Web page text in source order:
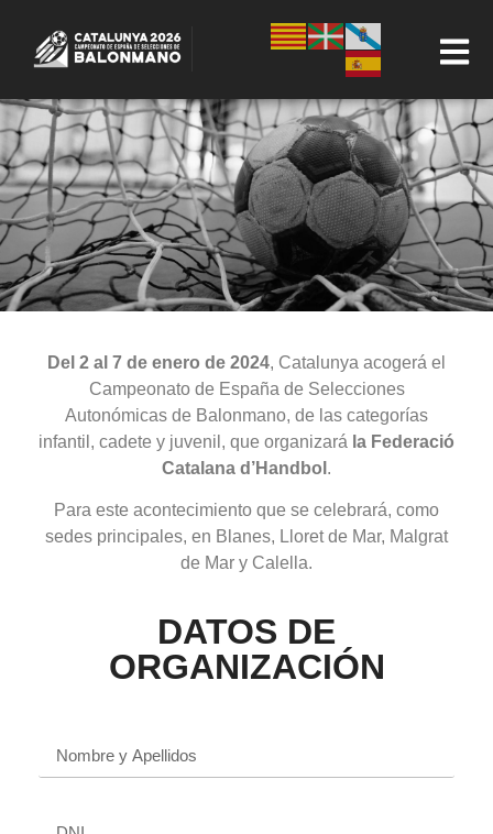
Del 2 al 7 de enero de 2024, Catalunya acogerá el
Campeonato de España de Selecciones
Autonómicas de Balonmano, de las categorías
infantil, cadete y juvenil, que organizará la Federació
Catalana d’Handbol .
Para este acontecimiento que se celebrará, como
sedes principales, en Blanes, Lloret de Mar, Malgrat
de Mar y Calella.
DATOS DE
ORGANIZACIÓN